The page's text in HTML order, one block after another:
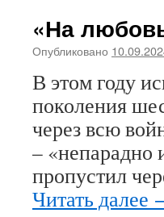
«На
Опубликовано
В этом году
поколения
через всю
– «непарадно
пропустил
Читать далее